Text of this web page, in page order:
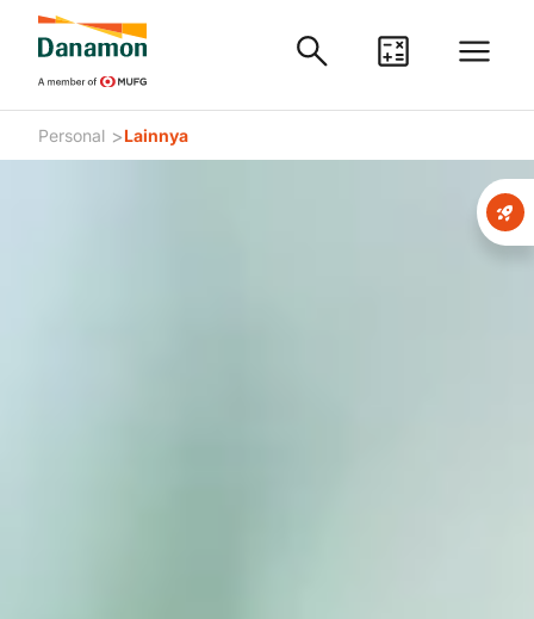
Personal >Lainnya